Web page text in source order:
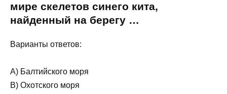
мире скелетов синего кита,
найденный на берегу …
Варианты ответов:
A) Балтийского моря
B) Охотского моря